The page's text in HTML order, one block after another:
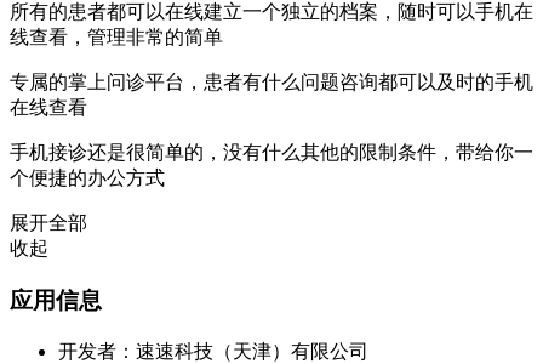
所有的患者都可以在线建立一个独立的档案，随时可以手机在
线查看，管理非常的简单
专属的掌上问诊平台，患者有什么问题咨询都可以及时的手机
在线查看
手机接诊还是很简单的，没有什么其他的限制条件，带给你一
个便捷的办公方式
展开全部
收起
应用信息
开发者： 速速科技（天津）有限公司